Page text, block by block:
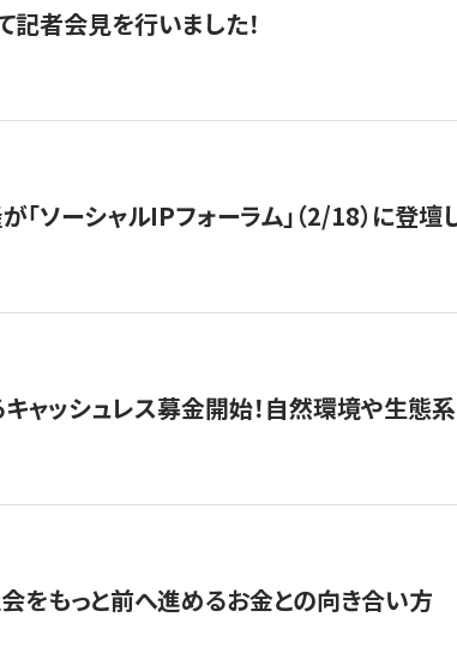
者会見を行いました！
「ソーシャルIPフォーラム」（2/18）に登壇
ャッシュレス募金開始！自然環境や生態
をもっと前へ進めるお金との向き合い方